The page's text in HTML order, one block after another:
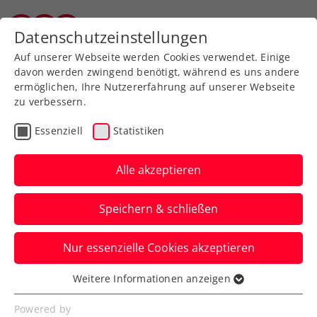
Zurück zur Newsübersicht
Verbands-Info
Weiterer Meilenstein: ÖTV
launcht eigene App
Seit dem 22. März 2024 ist die neue
Anwendung bei Google Play und im App
Store gratis downzuloaden.
Verfasst von: Manuel Wachta, 22.03.2024
Datenschutzeinstellungen
Auf unserer Webseite werden Cookies verwendet. Einige
davon werden zwingend benötigt, während es uns andere
ermöglichen, Ihre Nutzererfahrung auf unserer Webseite
zu verbessern.
Essenziell Statistiken
Alle akzeptieren
Speichern & schließen
Nur essenzielle Cookies akzeptieren
Essenziell
Essenzielle Cookies werden für grundlegende
Weitere Informationen anzeigen
Powered by